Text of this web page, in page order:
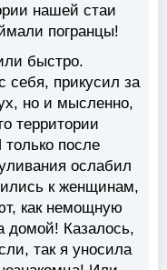
нашей стаи
погранцы!
быстро.
себя, прикусил за
но и мысленно,
территории
после
ослабил
к женщинам,
как немощную
домой! Казалось,
так я уносила